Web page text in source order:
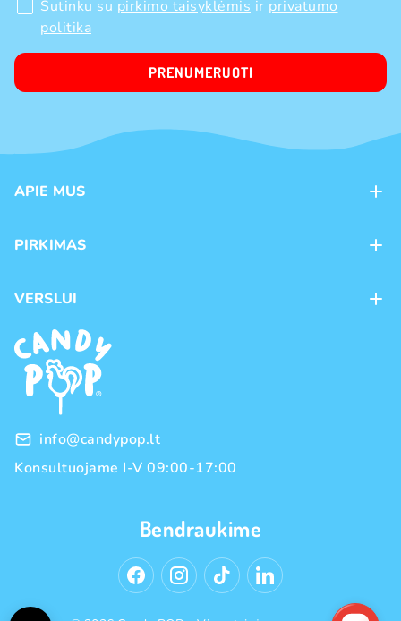
Sutinku su pirkimo taisyklėmis ir privatumo
politika
PRENUMERUOTI
APIE MUS
Kontaktai
Naujienos
Prekių ženklai
PIRKIMAS
Pristatymas
Prekių grąžinimas ir keitimas
Pirkimo taisyklės
Privatumo politika
VERSLUI
Franšizė
Didmeninė prekyba
info@candypop.lt
Konsultuojame I-V 09:00-17:00
Bendraukime